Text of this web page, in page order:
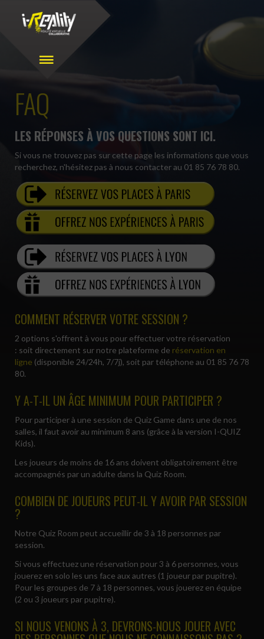
FAQ
LES RÉPONSES À VOS QUESTIONS SONT ICI.
Si vous ne trouvez pas sur cette page les informations que vous
recherchez, n'hésitez pas à nous contacter au 01 85 76 78 80.
COMMENT RÉSERVER VOTRE SESSION ?
2 options s'offrent à vous pour effectuer votre réservation
: soit directement sur notre plateforme de réservation en
ligne (disponible 24/24h, 7/7j), soit par téléphone au 01 85 76 78
80.
Y A-T-IL UN ÂGE MINIMUM POUR PARTICIPER ?
Pour participer à une session de Quiz Game dans une de nos
salles, il faut avoir au minimum 8 ans (grâce à la version I-QUIZ
Kids).
Les joueurs de moins de 16 ans doivent obligatoirement être
accompagnés par un adulte dans la Quiz Room.
COMBIEN DE JOUEURS PEUT-IL Y AVOIR PAR SESSION
?
Notre Quiz Room peut accueillir de 3 à 18 personnes par
session.
Si vous effectuez une réservation pour 3 à 6 personnes, vous
jouerez en solo les uns face aux autres (1 joueur par pupitre).
Pour les groupes de 7 à 18 personnes, vous jouerez en équipe
(2 ou 3 joueurs par pupitre).
SI NOUS VENONS À 3, DEVRONS-NOUS JOUER AVEC